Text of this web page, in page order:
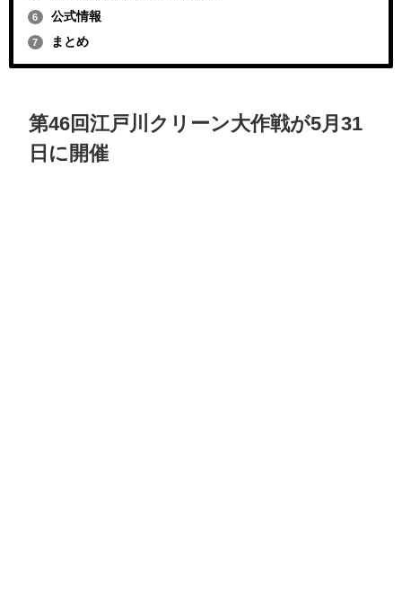
6 公式情報
7 まとめ
第46回江戸川クリーン大作戦が5月31
日に開催